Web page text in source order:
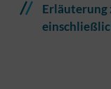
Erläuterung